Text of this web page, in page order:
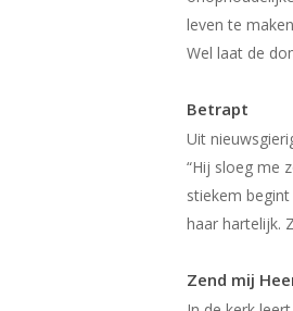
leven te
Wel laat de
Betrapt
Uit
“Hij sloeg me
stiekem
haar hartelijk.
Zend mij